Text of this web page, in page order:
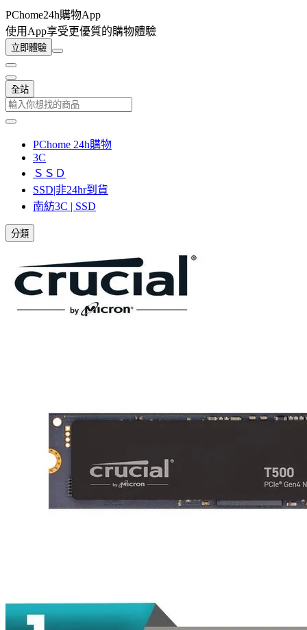
PChome24h購物App
使用App享受更優質的購物體驗
立即體驗
全站
PChome 24h購物
3C
ＳＳＤ
SSD|非24hr到貨
南紡3C | SSD
分類